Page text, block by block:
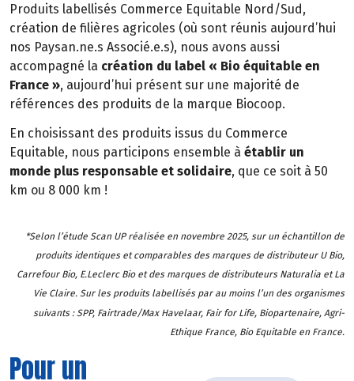
Produits labellisés Commerce Equitable Nord/Sud,
création de filières agricoles (où sont réunis aujourd’hui
nos Paysan.ne.s Associé.e.s), nous avons aussi
accompagné la création du label « Bio équitable en
France », aujourd’hui présent sur une majorité de
références des produits de la marque Biocoop.
En choisissant des produits issus du Commerce
Equitable, nous participons ensemble à établir un
monde plus responsable et solidaire, que ce soit à 50
km ou 8 000 km !
*Selon l’étude Scan UP réalisée en novembre 2025, sur un échantillon de
produits identiques et comparables des marques de distributeur U Bio,
Carrefour Bio, E.Leclerc Bio et des marques de distributeurs Naturalia et La
Vie Claire. Sur les produits labellisés par au moins l’un des organismes
suivants : SPP, Fairtrade/Max Havelaar, Fair for Life, Biopartenaire, Agri-
Ethique France, Bio Equitable en France.
Pour un